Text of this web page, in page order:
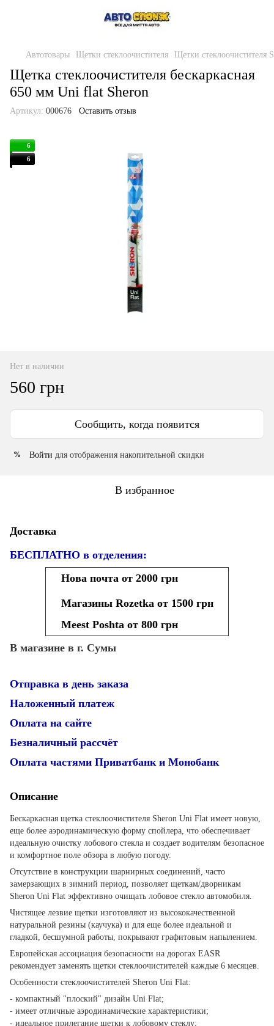
Автотовары Щетки стеклоочистителя Щетки стеклоочистителя
Щетка стеклоочистителя бескаркасная
650 мм Uni flat Sheron
Артикул: 000676 Оставить отзыв
6
6
Нет в наличии
560 грн
Сообщить, когда появится
% Войти для отображения накопительной скидки
В избранное
Доставка
БЕСПЛАТНО в отделения:
Нова почта от 2000 грн
Магазины Rozetka от 1500 грн
Meest Poshta от 800 грн
В магазине в г. Сумы
Отправка в день заказа
Наложенный платеж
Оплата на сайте
Безналичный рассчёт
Оплата частями Приватбанк и Монобанк
Описание
Бескаркасная щетка стеклоочистителя Sheron Uni Flat имеет новую,
еще более аэродинамическую форму спойлера, что обеспечивает
идеальную очистку лобового стекла и создает водителям безопасное
и комфортное поле обзора в любую погоду.
Отсутствие в конструкции шарнирных соединений, часто
замерзающих в зимний период, позволяет щеткам/дворникам
Sheron Uni Flat эффективно очищать лобовое стекло автомобиля.
Чистящее лезвие щетки изготовляют из высококачественной
натуральной резины (каучука) и для еще более идеальной и
гладкой, бесшумной работы, покрывают графитовым напылением.
Европейская ассоциация безопасности на дорогах EASR
рекомендует заменять щетки стеклоочистителей каждые 6 месяцев.
Особенности стеклоочистителей Sheron Uni Flat:
- компактный "плоский" дизайн Uni Flat;
- имеет отличные аэродинамические характеристики;
- идеальное прилегание щетки к лобовому стеклу;